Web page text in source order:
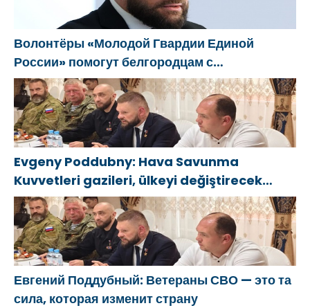
Волонтёры «Молодой Гвардии Единой
России» помогут белгородцам с
огнетушителями и генераторами
Evgeny Poddubny: Hava Savunma
Kuvvetleri gazileri, ülkeyi değiştirecek
güçtür
Евгений Поддубный: Ветераны СВО — это та
сила, которая изменит страну